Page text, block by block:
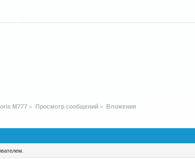
M777 » Просмотр сообщений »
Вложения